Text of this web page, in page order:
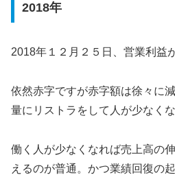
2018年
2018年１２月２５日、営業利益
依然赤字ですが赤字額は徐々に
量にリストラをして人が少なくな
働く人が少なくなれば売上高の
えるのが普通。かつ業績回復の